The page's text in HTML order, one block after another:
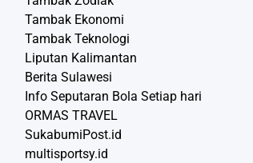
Tambak Ekonomi
Tambak Teknologi
Liputan Kalimantan
Berita Sulawesi
Info Seputaran Bola Setiap hari
ORMAS TRAVEL
SukabumiPost.id
multisportsy.id